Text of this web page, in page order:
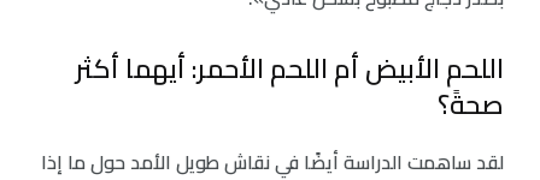
اللحم الأبيض أم اللحم الأحمر: أيهما أكثر
صحةً؟
لقد ساهمت الدراسة أيضًا في نقاش طويل الأمد حول ما إذا